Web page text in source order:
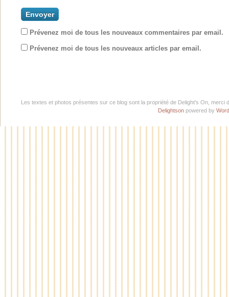
Prévenez moi de tous les nouveaux commentaires par email.
Prévenez moi de tous les nouveaux articles par email.
Les textes et photos présentes sur ce blog sont la propriété de Delight's On,
Delightson powered by